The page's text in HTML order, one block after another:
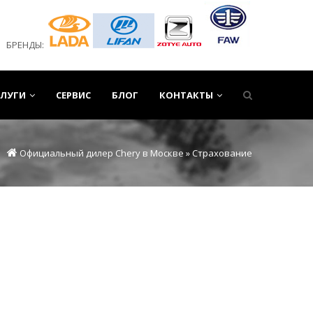
БРЕНДЫ:
СЕРВИС БЛОГ КОНТАКТЫ
Официальный дилер Chery в Москве » Страхование